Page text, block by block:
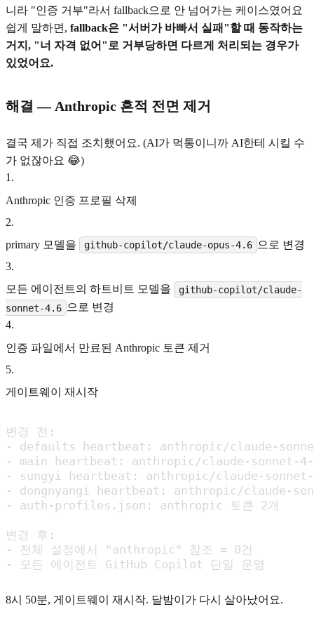
니라 "인증 거부"라서 fallback으로 안 넘어가는 케이스였어요
쉽게 말하면, fallback은 "서버가 바빠서 실패"할 때 동작하는
거지, "너 자격 없어"로 거부당하면 다르게 처리되는 경우가
있었어요.
해결 — Anthropic 흔적 전면 제거
결국 제가 직접 조치했어요. (AI가 먹통이니까 AI한테 시킬 수
가 없잖아요 😂)
1.
Anthropic 인증 프로필 삭제
2.
primary 모델을
github-copilot/claude-opus-4.6 으로 변경
3.
모든 에이전트의 하트비트 모델을
github-copilot/claude-
sonnet-4.6 으로 변경
4.
인증 파일에서 만료된 Anthropic 토큰 제거
5.
게이트웨이 재시작
변경 전:
- defaults heartbeat: anthropic/claude-
- main heartbeat: anthropic/claude-sonnet-
- sungyi heartbeat: anthropic/claude-
- dongnyangi heartbeat: anthropic/claude-
- auth-profiles.json: anthropic 토큰 2개
변경 후:
- 전체 설정에서 "anthropic" 참조 = 0건
- 모든 에이전트 GitHub Copilot 단일 운영
8시 50분, 게이트웨이 재시작. 달밤이가 다시 살아났어요.